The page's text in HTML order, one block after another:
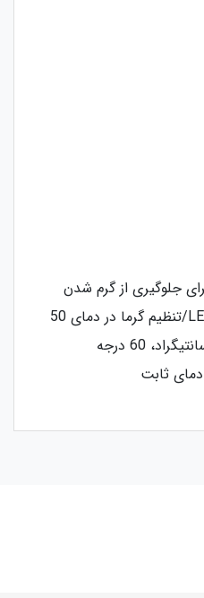
جلوگیری از گرم شدن
بیش از حد/دارای نشانگر LED/تنظیم گرما در دمای 50
درجه سانتیگراد، 55 درجه سانتیگراد، 60 درجه